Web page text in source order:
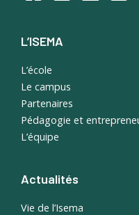
L’ISEMA
L’école
Le campus
Partenaires
Pédagogie et
L’équipe
Actualités
Vie de l’Isema